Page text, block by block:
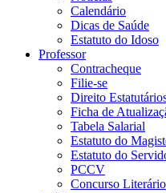
Calendário
Dicas de Saúde
Estatuto do Idoso
Professor
Contracheque
Filie-se
Direito
Ficha de
Tabela Salarial
Estatuto do
Estatuto do
PCCV
Concurso Literário